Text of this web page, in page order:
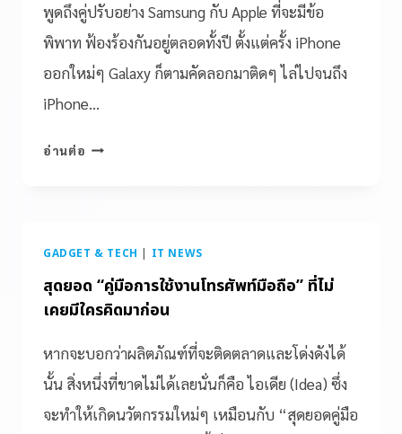
พูดถึงคู่ปรับอย่าง Samsung กับ Apple ที่จะมีข้อ
พิพาท ฟ้องร้องกันอยู่ตลอดทั้งปี ตั้งแต่ครั้ง iPhone
ออกใหม่ๆ Galaxy ก็ตามคัดลอกมาติดๆ ไล่ไปจนถึง
iPhone…
อ่านต่อ
GADGET & TECH | IT NEWS
สุดยอด “คู่มือการใช้งานโทรศัพท์มือถือ” ที่ไม่
เคยมีใครคิดมาก่อน
หากจะบอกว่าผลิตภัณฑ์ที่จะติดตลาดและโด่งดังได้
นั้น สิ่งหนึ่งที่ขาดไม่ได้เลยนั่นก็คือ ไอเดีย (Idea) ซึ่ง
จะทำให้เกิดนวัตกรรมใหม่ๆ เหมือนกับ “สุดยอดคู่มือ